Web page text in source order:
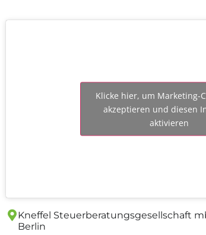
Klicke hier, um Marketing-
akzeptieren und diesen
aktivieren
Kneffel Steuerberatungs­gesellschaft
Berlin